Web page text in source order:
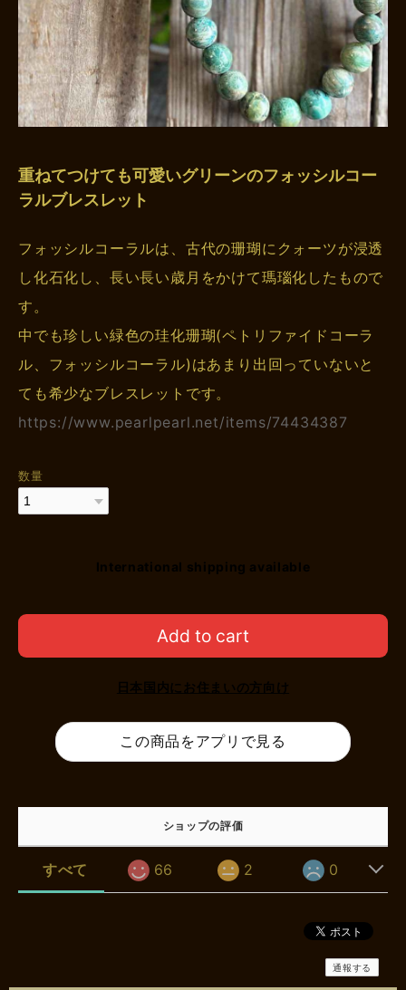
重ねてつけても可愛いグリーンのフォッシルコー
ラルブレスレット
フォッシルコーラルは、古代の珊瑚にクォーツが浸透
し化石化し、長い長い歳月をかけて瑪瑙化したもので
す。
中でも珍しい緑色の珪化珊瑚(ペトリファイドコーラ
ル、フォッシルコーラル)はあまり出回っていないと
ても希少なブレスレットです。
https://www.pearlpearl.net/items/74434387
数量
International shipping available
Add to cart
日本国内にお住まいの方向け
この商品をアプリで見る
ショップの評価
すべて 66 2 0
通報する